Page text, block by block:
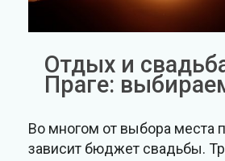
Отдых и
Праге:
Во многом от выбора места
зависит бюджет свадьбы.